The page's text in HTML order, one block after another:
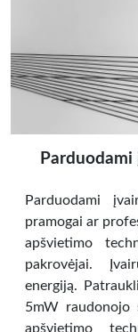
Parduodami
pramogai ar
apšvietimo
pakrovėjai.
energiją.
5mW raudonojo
apšvietimo